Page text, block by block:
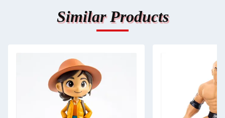
Similar Products